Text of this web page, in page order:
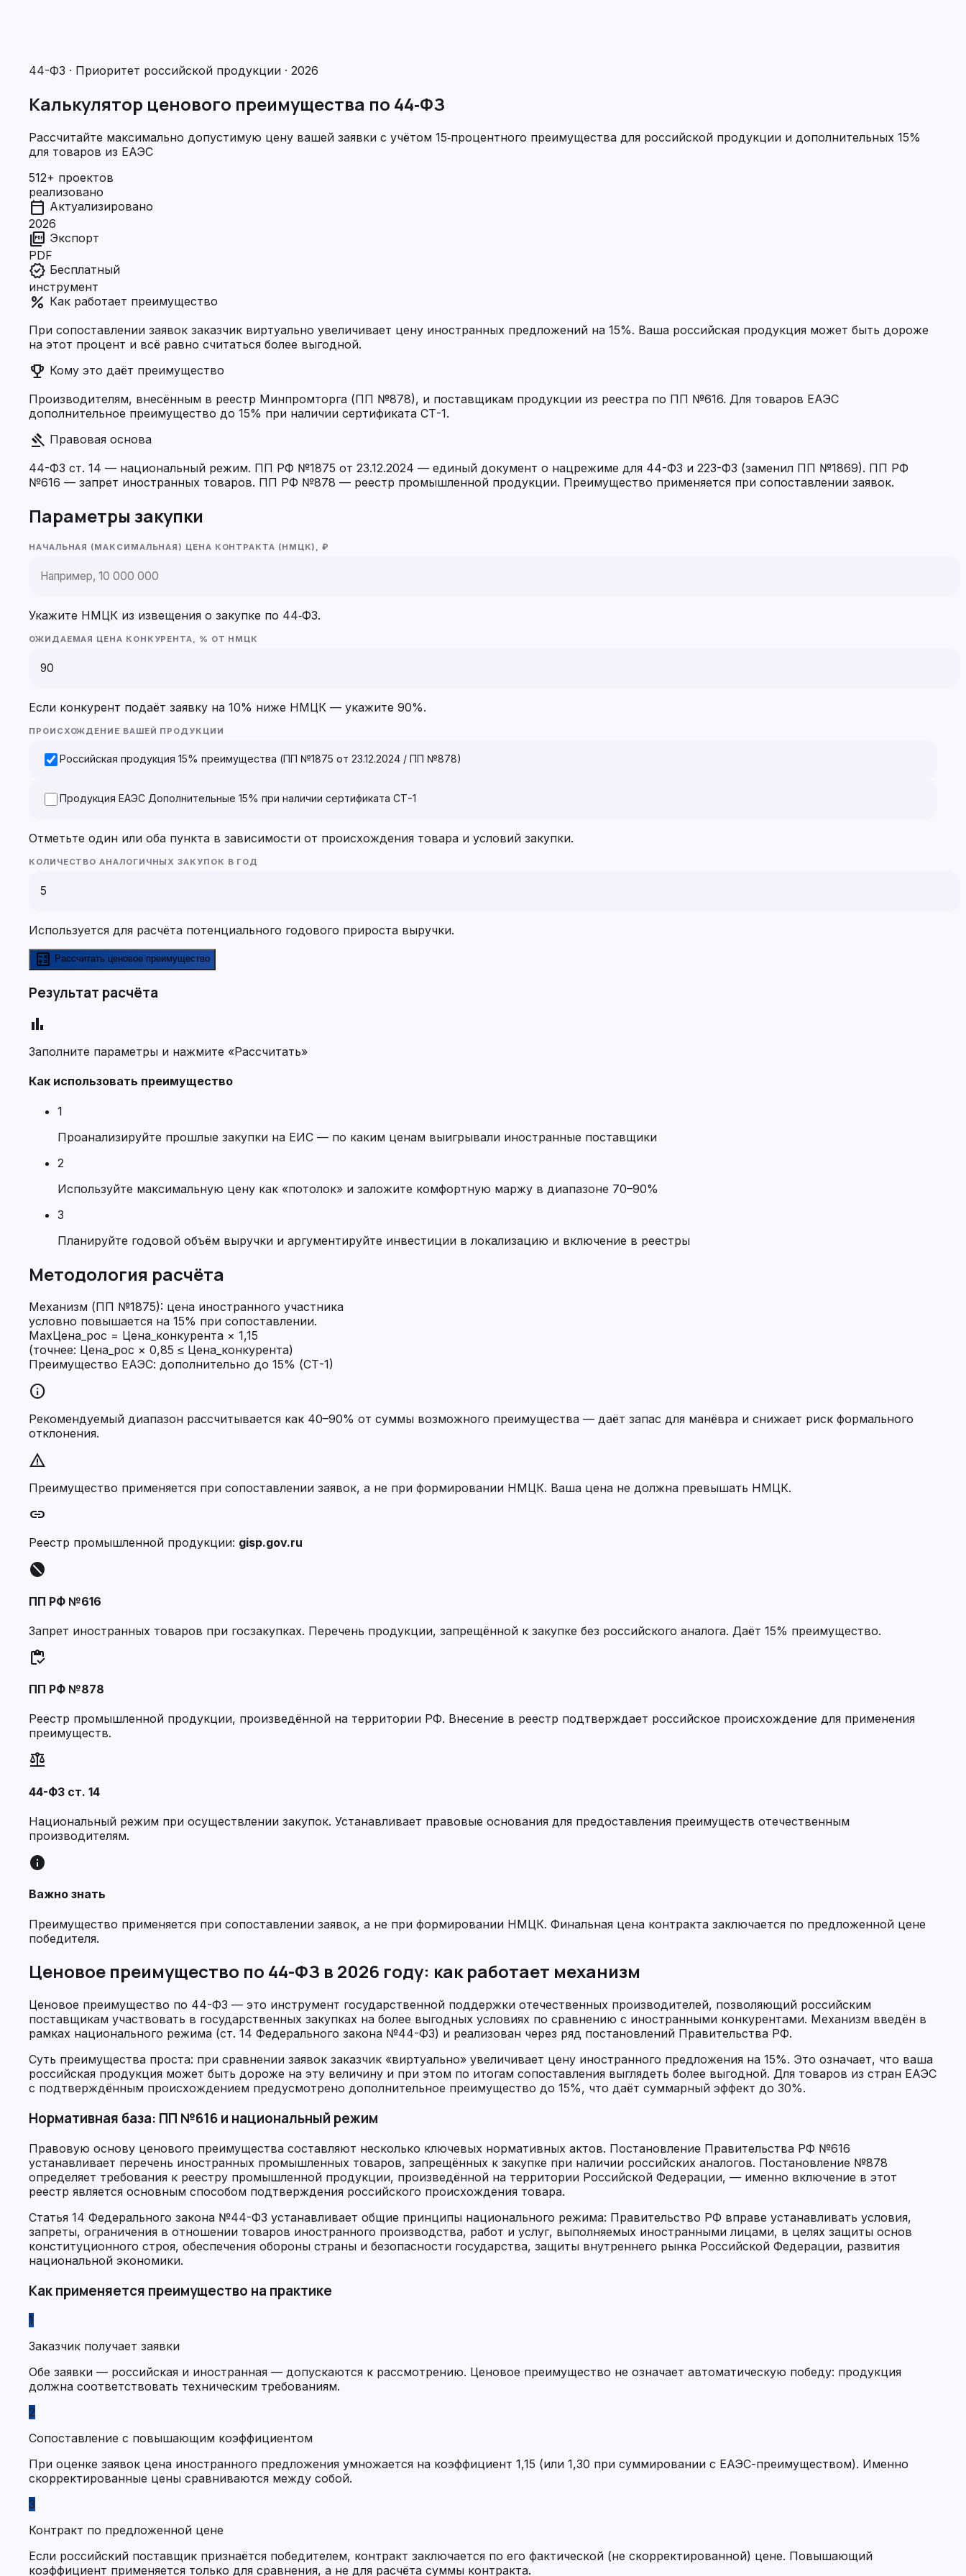
44-ФЗ · Приоритет российской продукции · 2026
Калькулятор ценового преимущества по 44‑ФЗ
Рассчитайте максимально допустимую цену вашей заявки с учётом 15‑процентного преимущества для российской продукции и дополнительных 15%
для товаров из ЕАЭС
512+ проектов
реализовано
calendar_today Актуализировано
2026
picture_as_pdf Экспорт
PDF
verified Бесплатный
инструмент
percent Как работает преимущество
При сопоставлении заявок заказчик виртуально увеличивает цену иностранных предложений на 15%. Ваша российская продукция может быть дороже
на этот процент и всё равно считаться более выгодной.
emoji_events Кому это даёт преимущество
Производителям, внесённым в реестр Минпромторга (ПП №878), и поставщикам продукции из реестра по ПП №616. Для товаров ЕАЭС
дополнительное преимущество до 15% при наличии сертификата СТ-1.
gavel Правовая основа
44-ФЗ ст. 14 — национальный режим. ПП РФ №1875 от 23.12.2024 — единый документ о нацрежиме для 44-ФЗ и 223-ФЗ (заменил ПП №1869). ПП РФ
№616 — запрет иностранных товаров. ПП РФ №878 — реестр промышленной продукции. Преимущество применяется при сопоставлении заявок.
Параметры закупки
НАЧАЛЬНАЯ (МАКСИМАЛЬНАЯ) ЦЕНА КОНТРАКТА (НМЦК), ₽
Укажите НМЦК из извещения о закупке по 44‑ФЗ.
ОЖИДАЕМАЯ ЦЕНА КОНКУРЕНТА, % ОТ НМЦК
Если конкурент подаёт заявку на 10% ниже НМЦК — укажите 90%.
ПРОИСХОЖДЕНИЕ ВАШЕЙ ПРОДУКЦИИ
Российская продукция 15% преимущества (ПП №1875 от 23.12.2024 / ПП №878)
Продукция ЕАЭС Дополнительные 15% при наличии сертификата СТ-1
Отметьте один или оба пункта в зависимости от происхождения товара и условий закупки.
КОЛИЧЕСТВО АНАЛОГИЧНЫХ ЗАКУПОК В ГОД
Используется для расчёта потенциального годового прироста выручки.
calculate Рассчитать ценовое преимущество
Результат расчёта
bar_chart
Заполните параметры и нажмите «Рассчитать»
Как использовать преимущество
1
Проанализируйте прошлые закупки на ЕИС — по каким ценам выигрывали иностранные поставщики
2
Используйте максимальную цену как «потолок» и заложите комфортную маржу в диапазоне 70–90%
3
Планируйте годовой объём выручки и аргументируйте инвестиции в локализацию и включение в реестры
Методология расчёта
Механизм (ПП №1875): цена иностранного участника
условно повышается на 15% при сопоставлении.
MaxЦена_рос = Цена_конкурента × 1,15
(точнее: Цена_рос × 0,85 ≤ Цена_конкурента)
Преимущество ЕАЭС: дополнительно до 15% (СТ-1)
info
Рекомендуемый диапазон рассчитывается как 40–90% от суммы возможного преимущества — даёт запас для манёвра и снижает риск формального
отклонения.
warning
Преимущество применяется при сопоставлении заявок, а не при формировании НМЦК. Ваша цена не должна превышать НМЦК.
link
Реестр промышленной продукции: gisp.gov.ru
block
ПП РФ №616
Запрет иностранных товаров при госзакупках. Перечень продукции, запрещённой к закупке без российского аналога. Даёт 15% преимущество.
inventory
ПП РФ №878
Реестр промышленной продукции, произведённой на территории РФ. Внесение в реестр подтверждает российское происхождение для применения
преимуществ.
balance
44-ФЗ ст. 14
Национальный режим при осуществлении закупок. Устанавливает правовые основания для предоставления преимуществ отечественным
производителям.
info
Важно знать
Преимущество применяется при сопоставлении заявок, а не при формировании НМЦК. Финальная цена контракта заключается по предложенной цене
победителя.
Ценовое преимущество по 44-ФЗ в 2026 году: как работает механизм
Ценовое преимущество по 44-ФЗ — это инструмент государственной поддержки отечественных производителей, позволяющий российским
поставщикам участвовать в государственных закупках на более выгодных условиях по сравнению с иностранными конкурентами. Механизм введён в
рамках национального режима (ст. 14 Федерального закона №44-ФЗ) и реализован через ряд постановлений Правительства РФ.
Суть преимущества проста: при сравнении заявок заказчик «виртуально» увеличивает цену иностранного предложения на 15%. Это означает, что ваша
российская продукция может быть дороже на эту величину и при этом по итогам сопоставления выглядеть более выгодной. Для товаров из стран ЕАЭС
с подтверждённым происхождением предусмотрено дополнительное преимущество до 15%, что даёт суммарный эффект до 30%.
Нормативная база: ПП №616 и национальный режим
Правовую основу ценового преимущества составляют несколько ключевых нормативных актов. Постановление Правительства РФ №616
устанавливает перечень иностранных промышленных товаров, запрещённых к закупке при наличии российских аналогов. Постановление №878
определяет требования к реестру промышленной продукции, произведённой на территории Российской Федерации, — именно включение в этот
реестр является основным способом подтверждения российского происхождения товара.
Статья 14 Федерального закона №44-ФЗ устанавливает общие принципы национального режима: Правительство РФ вправе устанавливать условия,
запреты, ограничения в отношении товаров иностранного производства, работ и услуг, выполняемых иностранными лицами, в целях защиты основ
конституционного строя, обеспечения обороны страны и безопасности государства, защиты внутреннего рынка Российской Федерации, развития
национальной экономики.
Как применяется преимущество на практике
1
Заказчик получает заявки
Обе заявки — российская и иностранная — допускаются к рассмотрению. Ценовое преимущество не означает автоматическую победу: продукция
должна соответствовать техническим требованиям.
2
Сопоставление с повышающим коэффициентом
При оценке заявок цена иностранного предложения умножается на коэффициент 1,15 (или 1,30 при суммировании с ЕАЭС-преимуществом). Именно
скорректированные цены сравниваются между собой.
3
Контракт по предложенной цене
Если российский поставщик признаётся победителем, контракт заключается по его фактической (не скорректированной) цене. Повышающий
коэффициент применяется только для сравнения, а не для расчёта суммы контракта.